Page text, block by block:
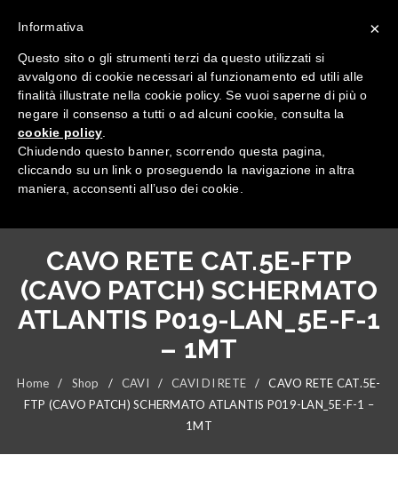
Tutte le categorie
CAVO RETE CAT.5E-FTP
(CAVO PATCH) SCHERMATO
ATLANTIS P019-LAN_5E-F-1
– 1MT
Home / Shop / CAVI / CAVI DI RETE /
CAVO RETE CAT.5E-
FTP (CAVO PATCH) SCHERMATO ATLANTIS P019-LAN_5E-F-1 –
1MT
×
Informativa
Questo sito o gli strumenti terzi da questo utilizzati si
avvalgono di cookie necessari al funzionamento ed utili alle
finalità illustrate nella cookie policy. Se vuoi saperne di più o
negare il consenso a tutti o ad alcuni cookie, consulta la
cookie policy
Chiudendo questo banner, scorrendo questa pagina,
cliccando su un link o proseguendo la navigazione in altra
maniera, acconsenti all’uso dei cookie.